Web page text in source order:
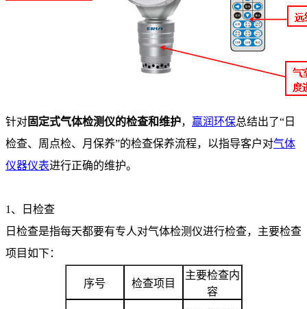
针对固定式气体检测仪的检查和维护， 赢润环保总结出了“日
检查、周点检、月保养”的检查保养流程，以指导客户对气体
仪器仪表进行正确的维护。
1、日检查
日检查是指每天都要有专人对气体检测仪进行检查，主要检查
项目如下：
序号 检查项目
主要检查内
容